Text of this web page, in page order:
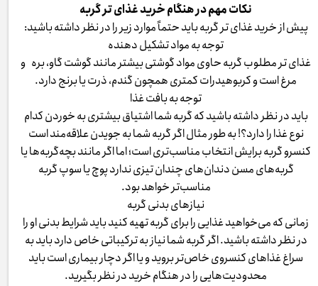
نکات مهم در هنگام خرید غذای تر گربه
پیش از خرید غذای تر گربه باید حتماً موارد زیر را در نظر داشته باشید:
توجه به مواد تشکیل دهنده
غذای تر مطلوب گربه حاوی مواد گوشتی بیشتر مانند گوشت گاو، بره و
مرغ است و کربوهیدرات کمتری همچون گندم، ذرت یا برنج دارد.
توجه به بافت غذا
باید در نظر داشته باشید که گربه شما اشتیاق بیشتری به خوردن کدام
نوع غذا را دارد؟! به طور مثال اگر گربه شما به جویدن علاقه‌مند است
کنسرو گربه برایش انتخاب مناسب‌تری است؛ اما اگر مانند بچه‌گربه‌ها یا
گربه‌های مسن دندان‌های چندان تیزی ندارد پوچ یا سوپ گربه
مناسب‌تر خواهد بود.
نیازهای بدنی گربه
زمانی که می‌خواهید غذایی را برای گربه تهیه کنید باید شرایط بدنی او را
در نظر داشته باشید. اگر گربه شما نیاز به ترکیباتی خاص دارد باید به
سراغ غذاهای کنسروی خاص‌تر بروید و یا اگر دچار بیماری است باید
محدودیت‌هایی را در هنگام خرید در نظر بگیرید.